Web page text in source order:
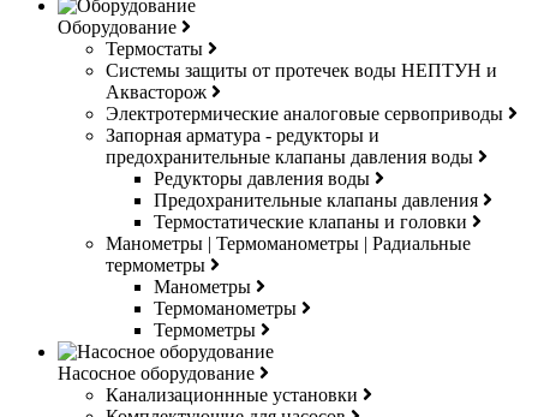
Оборудование
Термостаты
Системы защиты от протечек воды НЕПТУН и
Аквасторож
Электротермические аналоговые сервоприводы
Запорная арматура - редукторы и
предохранительные клапаны давления воды
Редукторы давления воды
Предохранительные клапаны давления
Термостатические клапаны и головки
Манометры | Термоманометры | Радиальные
термометры
Манометры
Термоманометры
Термометры
Насосное оборудование
Канализационнные установки